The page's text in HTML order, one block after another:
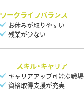
ワークライフバランス
お休みが取りやすい
残業が少ない
スキル・キャリア
キャリアアップ可能な職場
資格取得支援が充実